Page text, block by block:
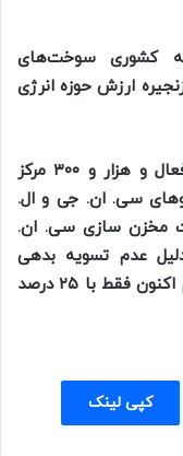
کشوری سوخت‌های
ارزش حوزه انرژی
وی افزود: با بیش از ۲۸۰ واحد تولیدی فعال و هزار و ۳۰۰ مرکز
سی. ان. جی و ال.
ارائه می‌دهند و ۸ شرکت مخزن سازی سی. ان.
عدم تسویه بدهی
خودروسازان بخاطر اجرا نشدن ماده ۱۲، هم اکنون فقط با ۲۵ درصد
کپی لینک